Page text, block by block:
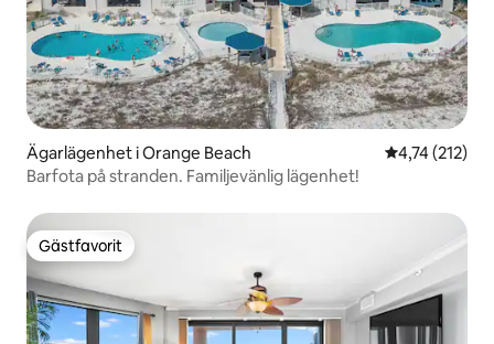
Ägarlägenhet i Orange Beach 4,74 av 5 i
4,74 (212)
Barfota på stranden. Familjevänlig lägenhet!
Gästfavorit
Gästfavorit